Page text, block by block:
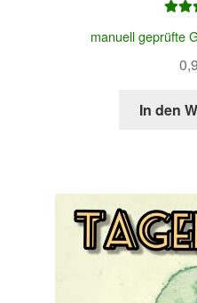
5.00
manuell geprüfte
In den